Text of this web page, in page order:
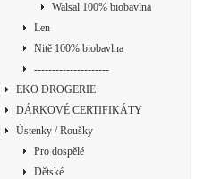
Walsal 100% biobavlna
Len
Nitě 100% biobavlna
---------------------
EKO DROGERIE
DÁRKOVÉ CERTIFIKÁTY
Ústenky / Roušky
Pro dospělé
Dětské